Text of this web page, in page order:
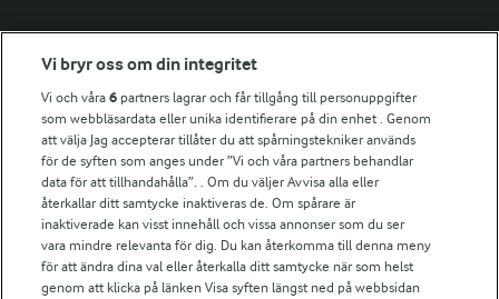
Fler Arlasajter
För ägare
Arlas kundportal
Arla.com
Falbygdens Ost
Arla webbshop
Bildbank
Vi bryr oss om din integritet
Vi och våra6 partners lagrar och får tillgång till personuppgifter
som webbläsardata eller unika identifierare på din enhet . Genom
att välja Jag accepterar tillåter du att spårningstekniker används
för de syften som anges under ”Vi och våra partners behandlar
data för att tillhandahålla”. . Om du väljer Avvisa alla eller
återkallar ditt samtycke inaktiveras de. Om spårare är
inaktiverade kan visst innehåll och vissa annonser som du ser
vara mindre relevanta för dig. Du kan återkomma till denna meny
för att ändra dina val eller återkalla ditt samtycke när som helst
genom att klicka på länken Visa syften längst ned på webbsidan